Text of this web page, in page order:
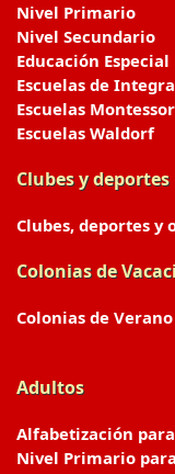
Nivel Primario
Nivel Secundario
Educación Especial
Escuelas de
Escuelas
Escuelas Waldorf
Clubes y
Clubes, deportes y
Colonias de
Colonias de
Adultos
Alfabetización
Nivel Primario